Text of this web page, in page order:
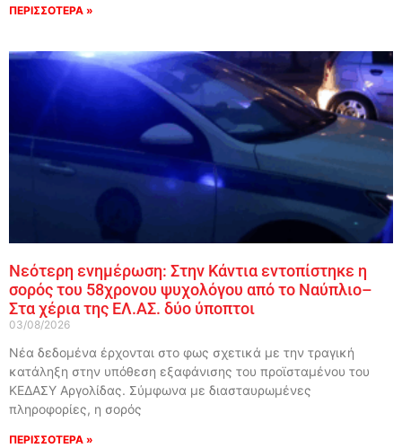
ΠΕΡΙΣΣΟΤΕΡΑ »
Νεότερη ενημέρωση: Στην Κάντια εντοπίστηκε η
σορός του 58χρονου ψυχολόγου από το Ναύπλιο–
Στα χέρια της ΕΛ.ΑΣ. δύο ύποπτοι
03/08/2026
Νέα δεδομένα έρχονται στο φως σχετικά με την τραγική
κατάληξη στην υπόθεση εξαφάνισης του προϊσταμένου του
ΚΕΔΑΣΥ Αργολίδας. Σύμφωνα με διασταυρωμένες
πληροφορίες, η σορός
ΠΕΡΙΣΣΟΤΕΡΑ »